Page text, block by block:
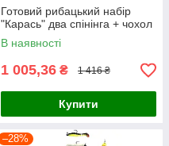
Готовий рибацький набір
"Карась" два спінінга + чохол
В наявності
1 005,36 ₴ 1 416 ₴
Купити
–28%